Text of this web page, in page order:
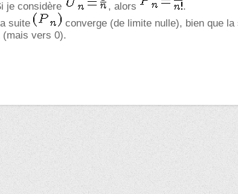
je considère , alors
.
suite
converge (de limite nulle), bien que la
(mais vers 0).